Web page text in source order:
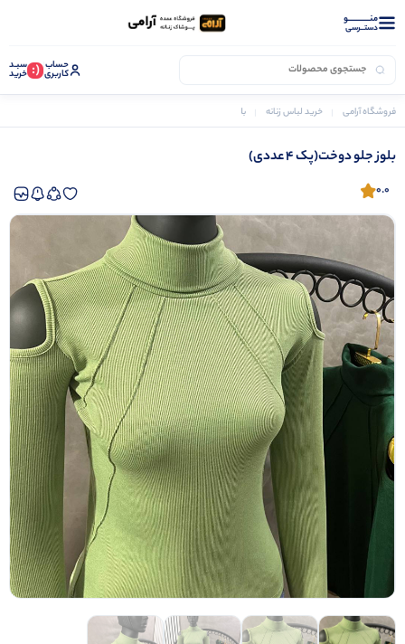
منــــــــــــو
دستــرسی
حساب
کاربری (: سبـد
خرید
فروشگاه آرامی خرید لباس زنانه بلوز زنانه
بلوز جلو دوخت(پک 4 عددی)
0.0